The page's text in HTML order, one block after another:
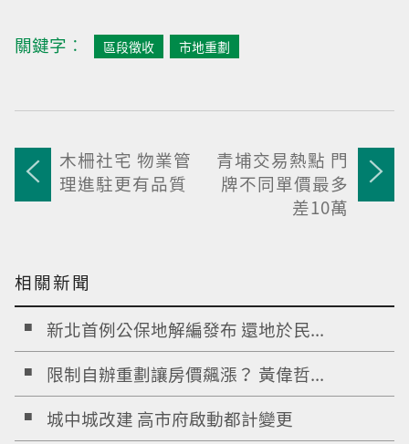
關鍵字︰ 區段徵收 市地重劃
木柵社宅 物業管
理進駐更有品質
青埔交易熱點 門
牌不同單價最多
差10萬
相關新聞
新北首例公保地解編發布 還地於民...
限制自辦重劃讓房價飆漲？ 黃偉哲...
城中城改建 高市府啟動都計變更